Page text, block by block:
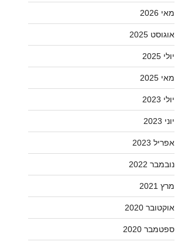
מאי 2026
אוגוסט 2025
יולי 2025
מאי 2025
יולי 2023
יוני 2023
אפריל 2023
נובמבר 2022
מרץ 2021
אוקטובר 2020
ספטמבר 2020